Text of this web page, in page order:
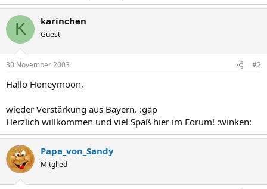
K karinchen
Guest
30 November 2003 #2
Hallo Honeymoon,
wieder Verstärkung aus Bayern. :gap
Herzlich willkommen und viel Spaß hier im Forum! :winken:
Papa_von_Sandy
Mitglied